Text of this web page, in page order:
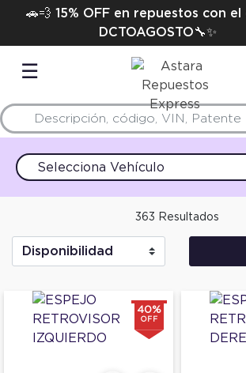
🚗💨 15% OFF en repuestos con el
DCTOAGOSTO🔧✨
☰
Selecciona Vehículo
363 Resultados
40%
OFF